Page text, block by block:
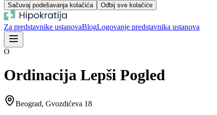
Sačuvaj podešavanja kolačića Odbij sve kolačiće
Za predstavnike ustanovaBlogLogovanje predstavnika ustanova
O
Ordinacija Lepši Pogled
Beograd, Gvozdićeva 18